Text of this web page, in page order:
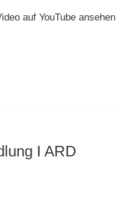
auf YouTube ansehen
I ARD